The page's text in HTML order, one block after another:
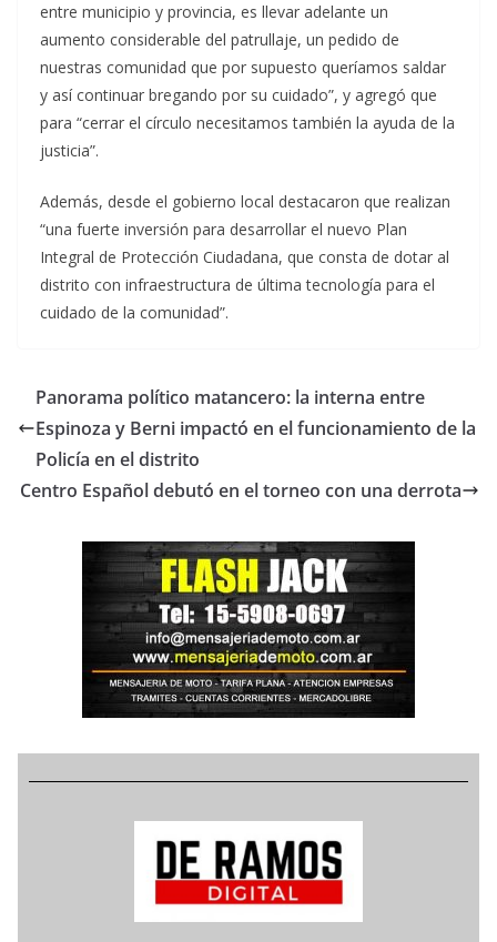
entre municipio y provincia, es llevar adelante un
aumento considerable del patrullaje, un pedido de
nuestras comunidad que por supuesto queríamos saldar
y así continuar bregando por su cuidado”, y agregó que
para “cerrar el círculo necesitamos también la ayuda de la
justicia”.
Además, desde el gobierno local destacaron que realizan
“una fuerte inversión para desarrollar el nuevo Plan
Integral de Protección Ciudadana, que consta de dotar al
distrito con infraestructura de última tecnología para el
cuidado de la comunidad”.
Panorama político matancero: la interna entre
Espinoza y Berni impactó en el funcionamiento de la
Policía en el distrito
Centro Español debutó en el torneo con una derrota